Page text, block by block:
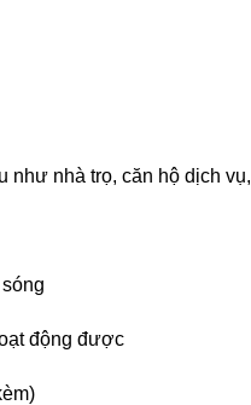
nhà trọ, căn hộ dịch
động được